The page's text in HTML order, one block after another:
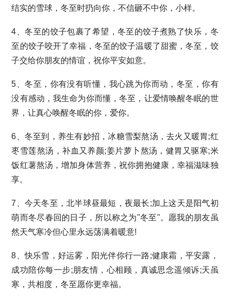
结实的雪球，冬至时扔向你，不信砸不中你，小样。
4、冬至的饺子包裹了希望，冬至的饺子煮熟了快乐，冬
至的饺子咬开了幸福，冬至的饺子温暖了甜蜜，冬至，饺
子交给你朋友的情谊，祝你平安如意。
5、冬至，你有没有听懂，我心跳为你而动，冬至，你有
没有感动，我生命为你而懂，冬至，让爱情唤醒冬眠的世
界，让真心唤醒冬眠的你，爱你。
6、冬至到，养生有妙招，冰糖雪梨熬汤，去火又暖胃;红
枣雪莲熬汤，补血又养颜;姜片萝卜熬汤，健胃又驱寒;米
饭红薯熬汤，增加身体营养，祝你拥抱健康，幸福滋味独
享。
7、今天冬至，北半球昼最短，夜最长;加上这天是阳气初
萌而冬尽春回的日子，所以称之为"冬至"。愿我的朋友虽
然天气寒冷但心里永远荡满着暖意!
8、快乐雪，好运雾，阳光伴你行一路;健康霜，平安露，
成功陪你每一步;朋友情，心相顾，真诚思念遥倾诉;天虽
寒，共相度，冬至愿你更幸福。